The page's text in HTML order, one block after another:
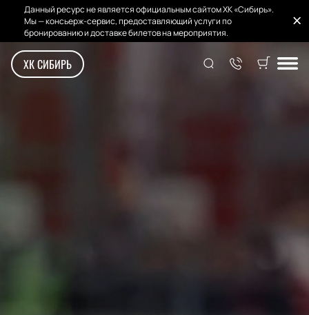
Данный ресурс не является официальным сайтом ХК «Сибирь».
Мы — консьерж-сервис, предоставляющий услуги по
бронированию и доставке билетов на мероприятия.
ХК СИБИРЬ